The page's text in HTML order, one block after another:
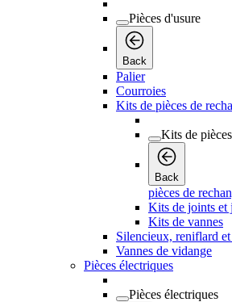
Pièces d'usure
Back
Palier
Courroies
Kits de pièces de
Kits de
Back
pièces de
Kits de joints et
Kits de vannes
Silencieux, reniflard
Vannes de vidange
Pièces électriques
Pièces électriques